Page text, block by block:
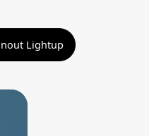
Lightup